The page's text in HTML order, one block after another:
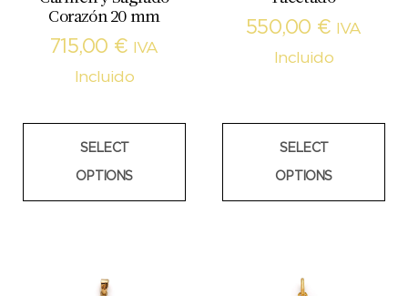
Corazón 20 mm
715,00 €
IVA
Incluido
SELECT
OPTIONS
550,00 €
IVA
Incluido
SELECT
OPTIONS